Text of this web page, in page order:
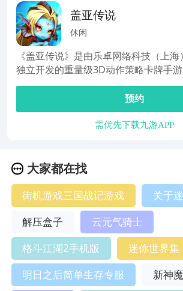
盖亚传说
休闲
《盖亚传说》是由乐卓网络科技（上
独立开发的重量级3D动作策略卡牌手
预约
需优先下载九游APP
大家都在找
街机游戏三国战记游戏
关于
解压盒子
云元气骑士
格斗江湖2手机版
迷你世界集
明日之后简单生存专服
新神